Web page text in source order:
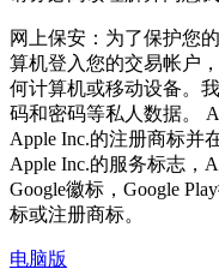
网上保安：为了保护您
算机登入您的交易帐户
何计算机或移动设备。
码和密码等私人数据。
Apple Inc.的注册商标并
Apple Inc.的服务标志，
Google徽标，Google
标或注册商标。
电脑版